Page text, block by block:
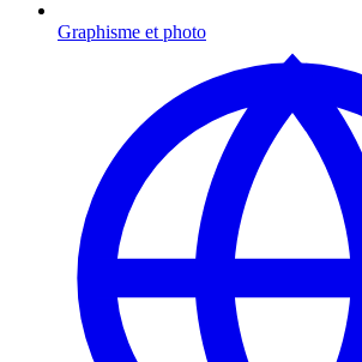
Graphisme et photo